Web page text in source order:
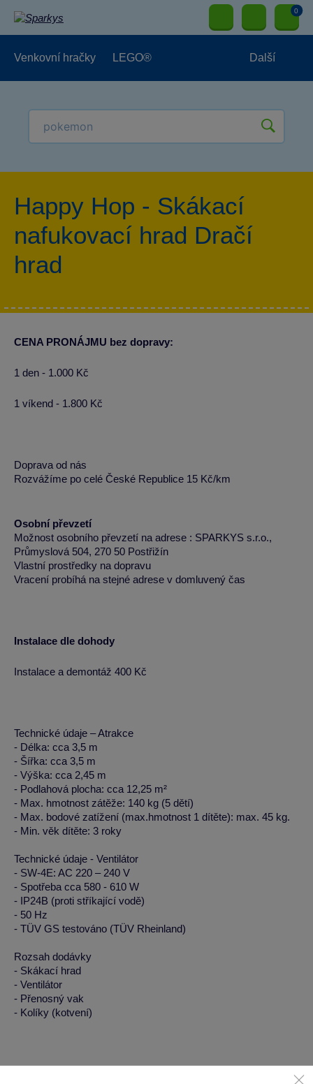
0
Venkovní hračky LEGO® Další
Happy Hop - Skákací
nafukovací hrad Dračí
hrad
CENA PRONÁJMU bez dopravy:
1 den - 1.000 Kč
1 víkend - 1.800 Kč
Doprava od nás
Rozvážíme po celé České Republice 15 Kč/km
Osobní převzetí
Možnost osobního převzetí na adrese : SPARKYS s.r.o.,
Průmyslová 504, 270 50 Postřižín
Vlastní prostředky na dopravu
Vracení probíhá na stejné adrese v domluvený čas
Instalace dle dohody
Instalace a demontáž 400 Kč
Technické údaje – Atrakce
- Délka: cca 3,5 m
- Šířka: cca 3,5 m
- Výška: cca 2,45 m
- Podlahová plocha: cca 12,25 m²
- Max. hmotnost zátěže: 140 kg (5 dětí)
- Max. bodové zatížení (max.hmotnost 1 dítěte): max. 45 kg.
- Min. věk dítěte: 3 roky
Technické údaje - Ventilátor
- SW-4E: AC 220 – 240 V
- Spotřeba cca 580 - 610 W
- IP24B (proti stříkající vodě)
- 50 Hz
- TÜV GS testováno (TÜV Rheinland)
Rozsah dodávky
- Skákací hrad
- Ventilátor
- Přenosný vak
- Kolíky (kotvení)